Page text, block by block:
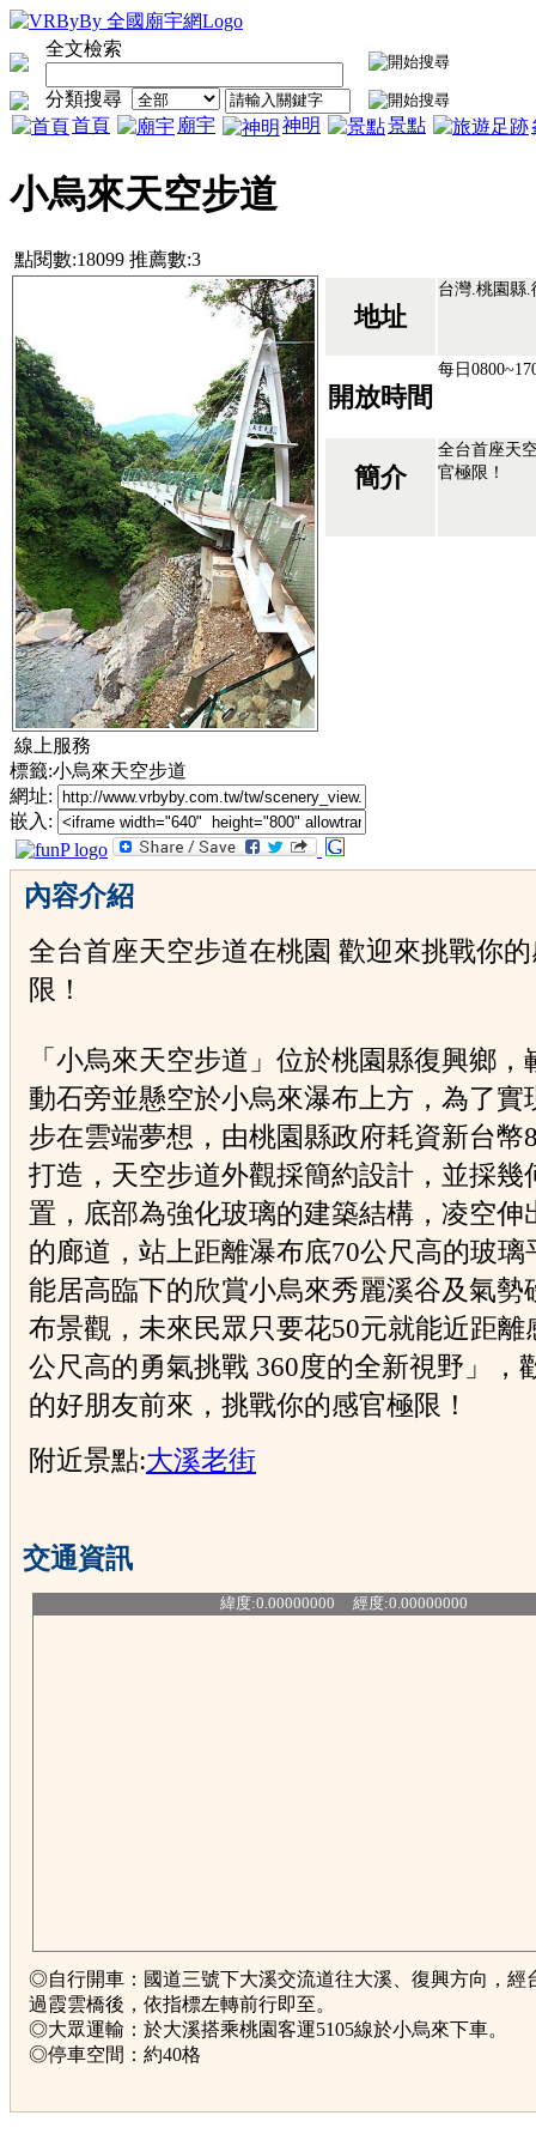
全文檢索
分類搜尋
首頁
廟宇 神明 景點
小烏來天空步道
點閱數:18099 推薦數:3
地址
台灣.桃園縣
開放時間
每日
簡介
全台首座天
官極限！
線上服務
標籤:小烏來天空步道
網址:
嵌入:
內容介紹
全台首座天空步道在桃園 歡迎來挑戰你
限！
「小烏來天空步道」位於桃園縣復興鄉，
動石旁並懸空於小烏來瀑布上方，為了實
步在雲端夢想，由桃園縣政府耗資新台幣
打造，天空步道外觀採簡約設計，並採幾
置，底部為強化玻璃的建築結構，凌空伸
的廊道，站上距離瀑布底70公尺高的玻璃
能居高臨下的欣賞小烏來秀麗溪谷及氣勢
布景觀，未來民眾只要花50元就能近距離
公尺高的勇氣挑戰 360度的全新視野」，
的好朋友前來，挑戰你的感官極限！
附近景點:大溪老街
交通資訊
緯度:0.00000000 經度:0.00000000
◎自行開車：國道三號下大溪交流道往大溪、復興方向，經
過霞雲橋後，依指標左轉前行即至。
◎大眾運輸：於大溪搭乘桃園客運5105線於小烏來下車。
◎停車空間：約40格